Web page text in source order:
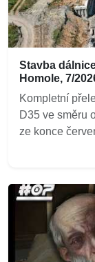
Stavba
Homole, 7/
Kompletní
D35 ve směru
ze konce